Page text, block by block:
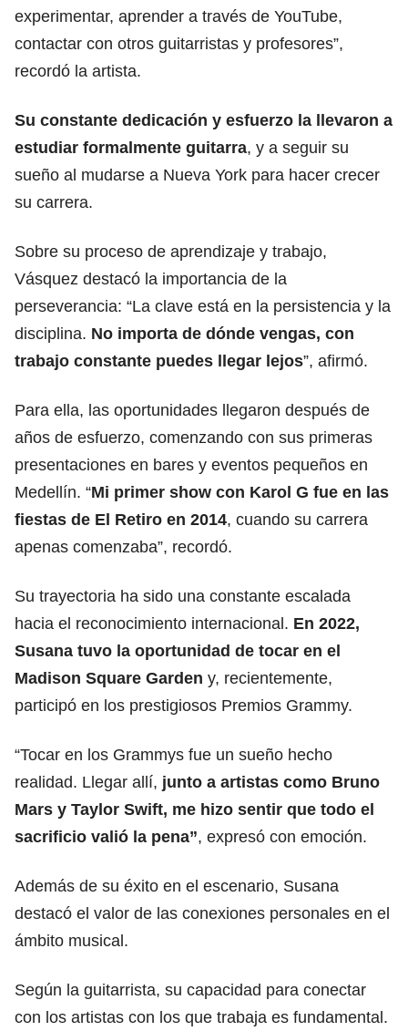
experimentar, aprender a través de YouTube,
contactar con otros guitarristas y profesores”,
recordó la artista.
Su constante dedicación y esfuerzo la llevaron a
estudiar formalmente guitarra, y a seguir su
sueño al mudarse a Nueva York para hacer crecer
su carrera.
Sobre su proceso de aprendizaje y trabajo,
Vásquez destacó la importancia de la
perseverancia: “La clave está en la persistencia y la
disciplina. No importa de dónde vengas, con
trabajo constante puedes llegar lejos”, afirmó.
Para ella, las oportunidades llegaron después de
años de esfuerzo, comenzando con sus primeras
presentaciones en bares y eventos pequeños en
Medellín. “Mi primer show con Karol G fue en las
fiestas de El Retiro en 2014, cuando su carrera
apenas comenzaba”, recordó.
Su trayectoria ha sido una constante escalada
hacia el reconocimiento internacional. En 2022,
Susana tuvo la oportunidad de tocar en el
Madison Square Garden y, recientemente,
participó en los prestigiosos Premios Grammy.
“Tocar en los Grammys fue un sueño hecho
realidad. Llegar allí, junto a artistas como Bruno
Mars y Taylor Swift, me hizo sentir que todo el
sacrificio valió la pena”, expresó con emoción.
Además de su éxito en el escenario, Susana
destacó el valor de las conexiones personales en el
ámbito musical.
Según la guitarrista, su capacidad para conectar
con los artistas con los que trabaja es fundamental.